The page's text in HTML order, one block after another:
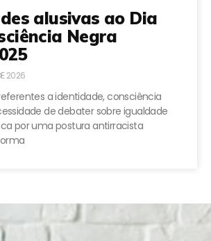
alusivas ao Dia
Negra
2026
a identidade, consciência
de debater sobre igualdade
por uma postura antirracista